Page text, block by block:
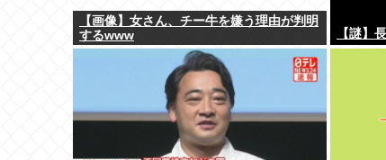
【画像】女さん、チー牛を嫌う理由が判明
するwww
【謎】